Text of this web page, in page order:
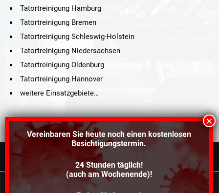
Tatortreinigung Hamburg
Tatortreinigung Bremen
Tatortreinigung Schleswig-Holstein
Tatortreinigung Niedersachsen
Tatortreinigung Oldenburg
Tatortreinigung Hannover
weitere Einsatzgebiete…
©2021 Schröders Service Team Nord, All Rights Reserved.
Schroeder Service Team Nord
Vereinbaren Sie heute noch einen kostenlosen
Besichtigungstermin.
24 Stunden täglich!
(auch am Wochenende)!